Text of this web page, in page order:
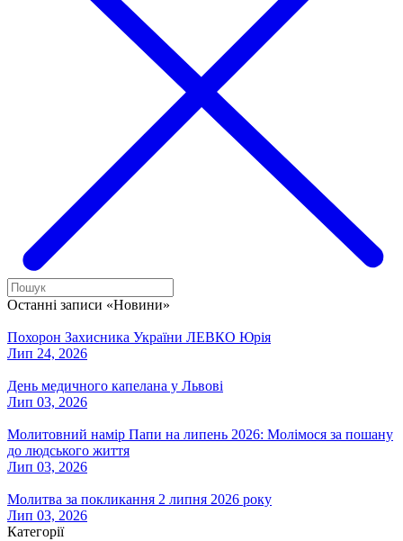
Останні записи «Новини»
Похорон Захисника України ЛЕВКО Юрія
Лип 24, 2026
День медичного капелана у Львові
Лип 03, 2026
Молитовний намір Папи на липень 2026: Молімося за пошану
до людського життя
Лип 03, 2026
Молитва за покликання 2 липня 2026 року
Лип 03, 2026
Категорії